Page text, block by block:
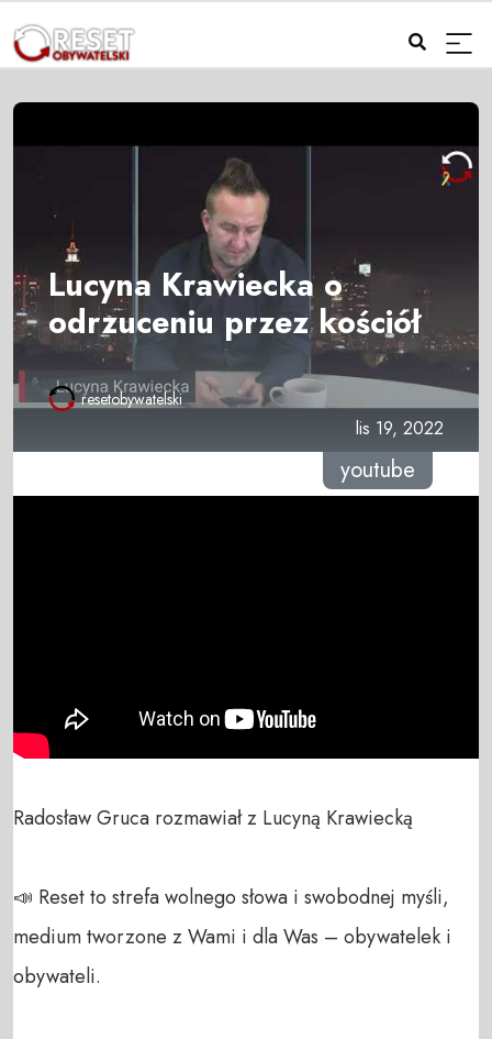
Lucyna Krawiecka o
odrzuceniu przez kościół
resetobywatelski
lis 19, 2022
youtube
Radosław Gruca rozmawiał z Lucyną Krawiecką
📣 Reset to strefa wolnego słowa i swobodnej myśli,
medium tworzone z Wami i dla Was – obywatelek i
obywateli.